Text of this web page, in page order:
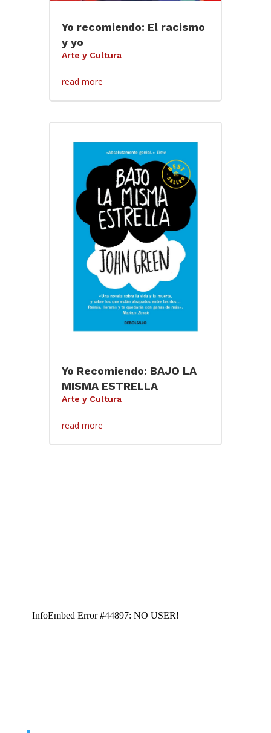
Yo recomiendo: El racismo
y yo
Arte y Cultura
read more
Yo Recomiendo: BAJO LA
MISMA ESTRELLA
Arte y Cultura
read more